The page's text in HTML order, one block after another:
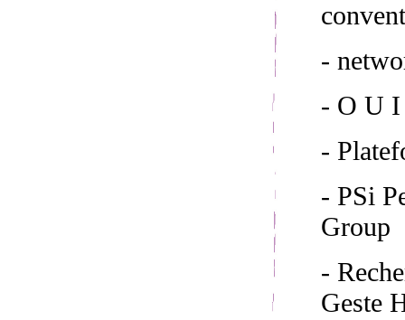
-
- O U I
-
- PSi
Group
-
Geste